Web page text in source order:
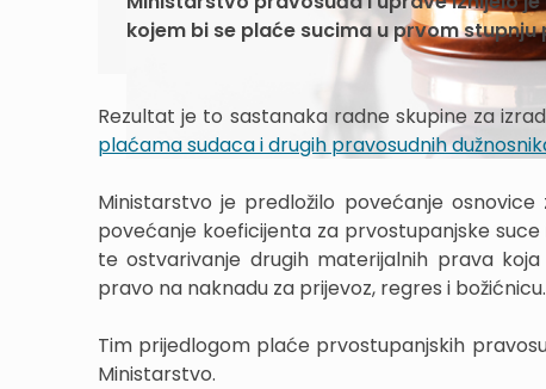
kojem bi se plaće sucima u prvom
Rezultat je to sastanaka radne skupine za
plaćama sudaca i drugih pravosudnih
Ministarstvo je predložilo povećanje
povećanje koeficijenta za prvostupanjske
te ostvarivanje drugih materijalnih prava
pravo na naknadu za prijevoz, regres i božićnicu.
Tim prijedlogom plaće prvostupanjskih
Ministarstvo.